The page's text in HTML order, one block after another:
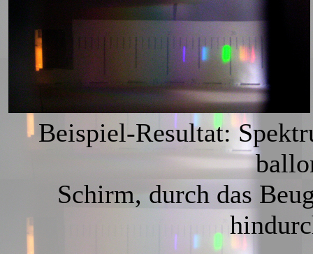
Beispiel-Resultat:
Schirm, durch das